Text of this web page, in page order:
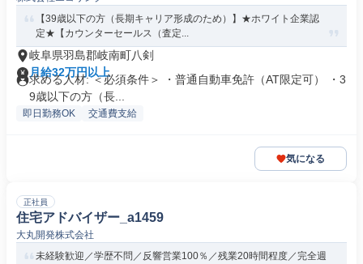
【39歳以下の方（長期キャリア形成のため）】★ホワイト企業認
定★【カウンターセールス（査定...
岐阜県羽島郡岐南町八剣
月給32万円以上
求める人材: ＜必須条件＞ ・普通自動車免許（AT限定可） ・3
9歳以下の方（長...
即日勤務OK 交通費支給
気になる
正社員
住宅アドバイザー_a1459
大丸開発株式会社
未経験歓迎／学歴不問／反響営業100％／残業20時間程度／完全週